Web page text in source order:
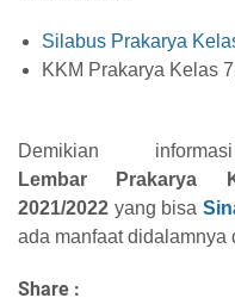
Silabus Prakarya
KKM Prakarya Kelas
Demikian
Lembar
Prakarya
2021/2022 yang bisa
ada manfaat didalamnya
Share :